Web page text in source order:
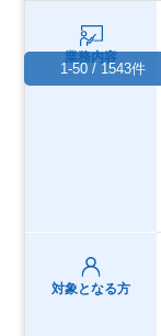
業務内容
対象となる方
1-50 / 1543件